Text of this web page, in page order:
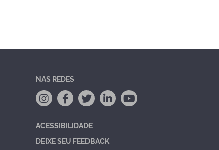
NAS REDES
ACESSIBILIDADE
DEIXE SEU FEEDBACK